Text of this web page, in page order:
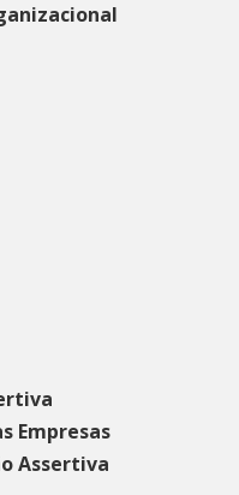
Empresas
Assertiva